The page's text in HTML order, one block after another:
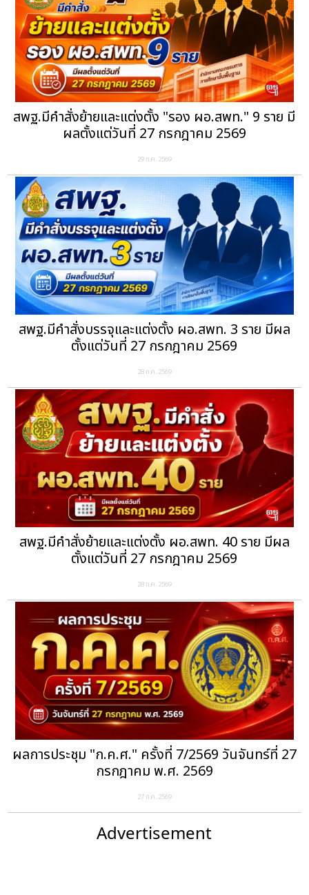
สพฐ.มีคำสั่งย้ายและแต่งตั้ง "รอง ผอ.สพท." 9 ราย มี
ผลตั้งแต่วันที่ 27 กรกฎาคม 2569
29 ก.ค. 2569
สพฐ.มีคำสั่งบรรจุและแต่งตั้ง ผอ.สพท. 3 ราย มีผล
ตั้งแต่วันที่ 27 กรกฎาคม 2569
28 ก.ค. 2569
สพฐ.มีคำสั่งย้ายและแต่งตั้ง ผอ.สพท. 40 ราย มีผล
ตั้งแต่วันที่ 27 กรกฎาคม 2569
28 ก.ค. 2569
ผลการประชุม "ก.ค.ศ." ครั้งที่ 7/2569 วันจันทร์ที่ 27
กรกฎาคม พ.ศ. 2569
27 ก.ค. 2569
Advertisement